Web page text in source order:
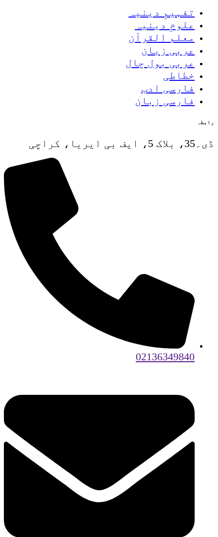
تفہیمِ دینیہ
علومِ دینیہ
معلم القرآن
عربی زبان
عربی بول چال
خطاطی
فارسی ادب
فارسی زبان
رابطہ
ڈی۔35، بلاک 5، ایف بی ایریا، کراچی
02136349840